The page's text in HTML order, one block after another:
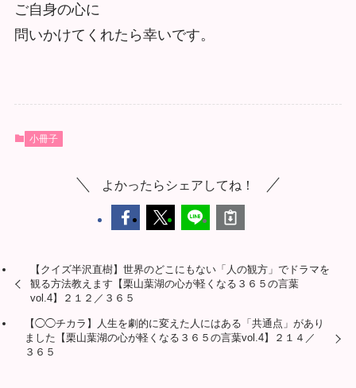
ご自身の心に
問いかけてくれたら幸いです。
小冊子
よかったらシェアしてね！
【クイズ半沢直樹】世界のどこにもない「人の観方」でドラマを
観る方法教えます【栗山葉湖の心が軽くなる３６５の言葉
vol.4】２１２／３６５
【◯◯チカラ】人生を劇的に変えた人にはある「共通点」があり
ました【栗山葉湖の心が軽くなる３６５の言葉vol.4】２１４／
３６５